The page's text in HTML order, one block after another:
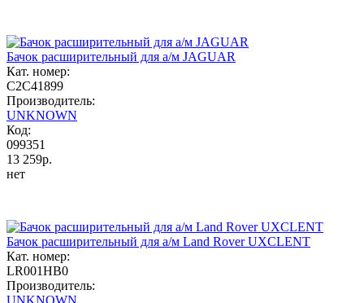
Бачок расширительный для а/м JAGUAR
Кат. номер:
C2C41899
Производитель:
UNKNOWN
Код:
099351
13 259р.
нет
Бачок расширительный для а/м Land Rover UXCLENT
Кат. номер:
LR001HB0
Производитель:
UNKNOWN